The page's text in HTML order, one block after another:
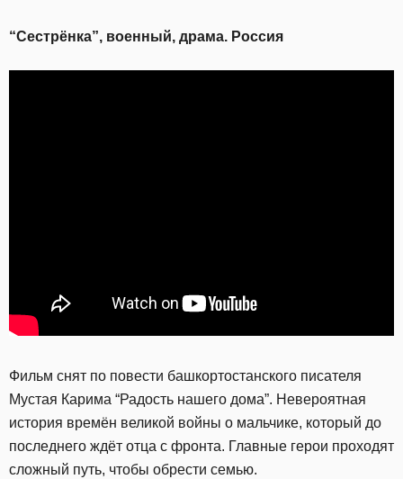
“Сестрёнка”, военный, драма. Россия
Фильм снят по повести башкортостанского писателя
Мустая Карима “Радость нашего дома”. Невероятная
история времён великой войны о мальчике, который до
последнего ждёт отца с фронта. Главные герои проходят
сложный путь, чтобы обрести семью.